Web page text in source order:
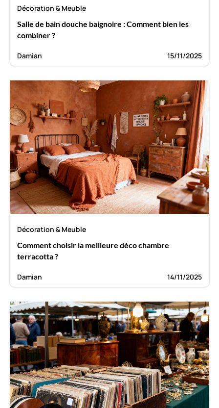
Décoration & Meuble
Salle de bain douche baignoire : Comment bien les
combiner ?
Damian 15/11/2025
Décoration & Meuble
Comment choisir la meilleure déco chambre
terracotta ?
Damian 14/11/2025